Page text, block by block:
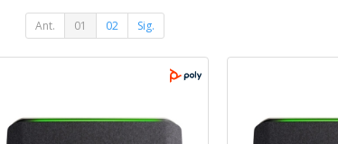
Ant. 01 02 Sig.